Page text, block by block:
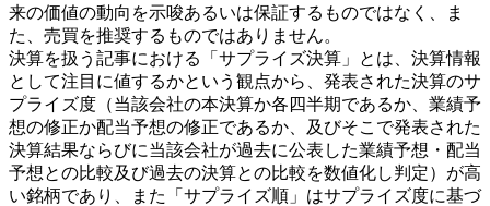
来の価値の動向を示唆あるいは保証するものではなく、ま
た、売買を推奨するものではありません。
決算を扱う記事における「サプライズ決算」とは、決算情報
として注目に値するかという観点から、発表された決算のサ
プライズ度（当該会社の本決算か各四半期であるか、業績予
想の修正か配当予想の修正であるか、及びそこで発表された
決算結果ならびに当該会社が過去に公表した業績予想・配当
予想との比較及び過去の決算との比較を数値化し判定）が高
い銘柄であり、また「サプライズ順」はサプライズ度に基づ